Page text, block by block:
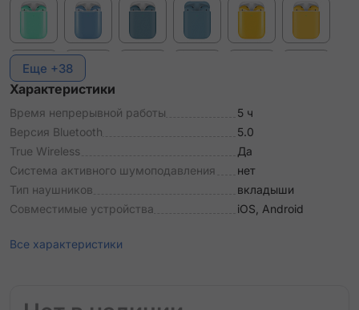
Еще +38
Характеристики
Время непрерывной работы
5 ч
Версия Bluetooth
5.0
True Wireless
Да
Система активного шумоподавления
нет
Тип наушников
вкладыши
Совместимые устройства
iOS, Android
Все характеристики